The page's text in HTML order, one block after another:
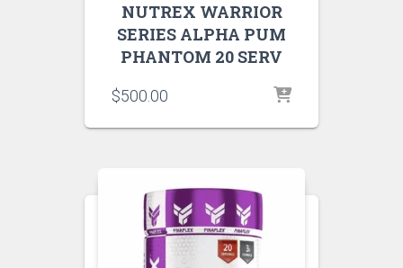
NUTREX WARRIOR
SERIES ALPHA PUM
PHANTOM 20 SERV
$500.00